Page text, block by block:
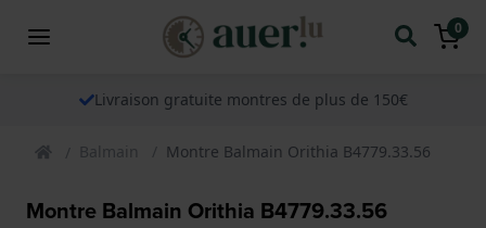
0
Livraison gratuite montres de plus de 150€
Balmain Montre Balmain Orithia B4779.33.56
Montre Balmain Orithia B4779.33.56